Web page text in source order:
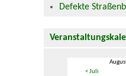
Defekte
< Juli